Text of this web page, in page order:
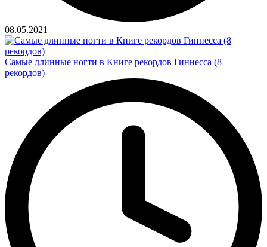
08.05.2021
Самые длинные ногти в Книге рекордов Гиннесса (8
рекордов)